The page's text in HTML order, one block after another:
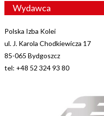
Wydawca
Polska Izba Kolei
ul. J. Karola Chodkiewicza 17
85-065 Bydgoszcz
tel: +48 52 324 93 80